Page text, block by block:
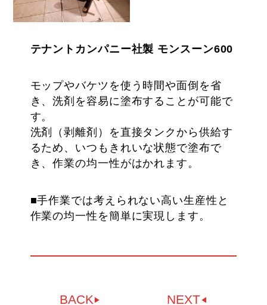
テナントカンパニー社製 モンスーン600
モップやバケツを使う時間や面倒を省
き、洗剤を容易に塗布することが可能で
す。
洗剤（剥離剤）を直接タンクから供給す
るため、いつもきれいな状態で塗布で
き、作業の均一性がはかれます。
■手作業では考えられない高い生産性と
作業の均一性を簡単に実現します。
BACK NEXT